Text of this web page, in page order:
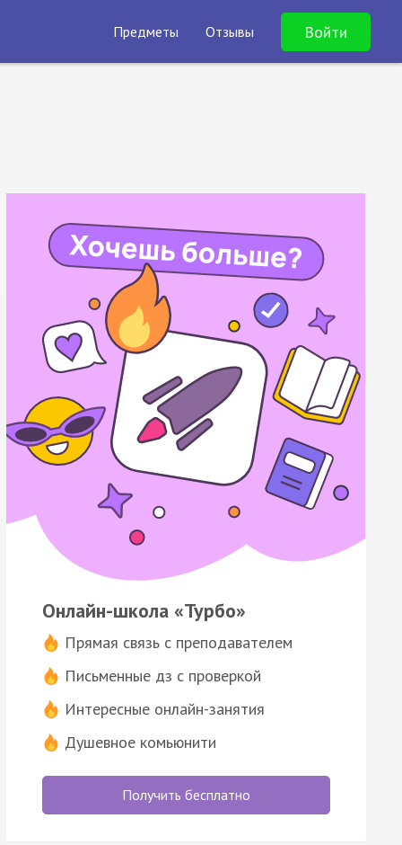
Предметы Отзывы Войти
Онлайн-школа «Турбо»
Прямая связь с преподавателем
Письменные дз с проверкой
Интересные онлайн-занятия
Душевное комьюнити
Получить бесплатно